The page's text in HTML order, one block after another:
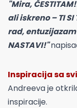
"Mira,
ali iskreno – TI SI
rad,
NASTAVI!"
Inspiracija sa
Andreeva je
inspiracije.